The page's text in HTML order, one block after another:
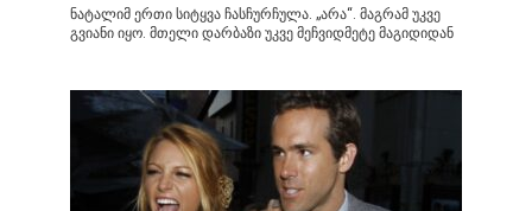
ნატალიმ ერთი სიტყვა ჩასჩურჩულა. „არა“. მაგრამ უკვე
გვიანი იყო. მთელი დარბაზი უკვე მეჩვიდმეტე მაგიდიდან